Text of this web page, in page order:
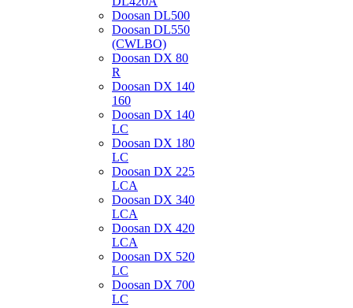
Doosan DL500
Doosan DL550
(CWLBO)
Doosan DX 80
R
Doosan DX 140
160
Doosan DX 140
LC
Doosan DX 180
LC
Doosan DX 225
LCA
Doosan DX 340
LCA
Doosan DX 420
LCA
Doosan DX 520
LC
Doosan DX 700
LC